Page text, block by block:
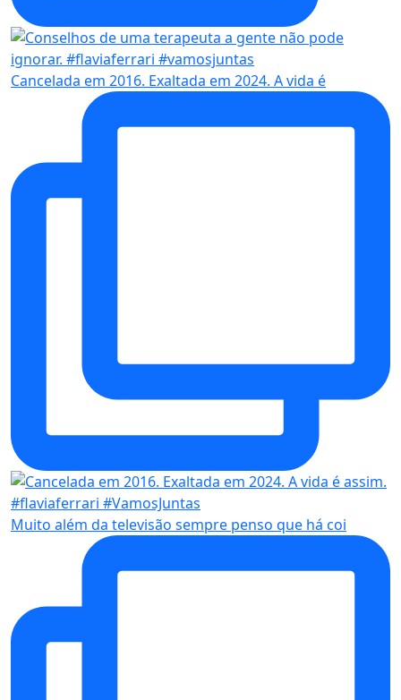
Cancelada em 2016. Exaltada em 2024. A vida é
Muito além da televisão sempre penso que há coi